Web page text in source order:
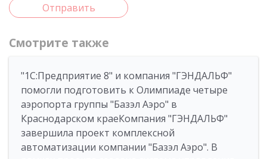
Отправить
Смотрите также
"1С:Предприятие 8" и компания "ГЭНДАЛЬФ"
помогли подготовить к Олимпиаде четыре
аэропорта группы "Базэл Аэро" в
Краснодарском краеКомпания "ГЭНДАЛЬФ"
завершила проект комплексной
автоматизации компании "Базэл Аэро". В